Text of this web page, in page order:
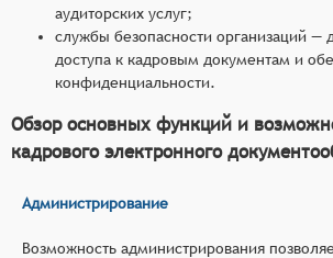
аудиторских услуг;
службы безопасности организаций —
доступа к кадровым документам и
конфиденциальности.
Обзор основных функций и
кадрового электронного
Администрирование
Возможность администрирования